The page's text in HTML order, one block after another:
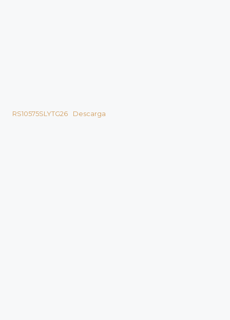
RS10575SLYTG26 Descarga